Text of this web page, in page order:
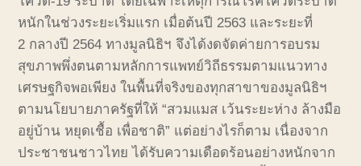
หนักในช่วงระยะเริ่มแรก เมื่อต้นปี 2563 และระยะที่
2 กลางปี 2564 ทางมูลนิธิฯ จึงได้งดจัดค่ายการอบรม
สุขภาพพึ่งตนตามหลักการแพทย์วิถีธรรมตามแนวทาง
เศรษฐกิจพอเพียง ในพื้นที่จริงของทุกสาขาของมูลนิธิฯ
ตามนโยบายภาครัฐที่ให้ “สวมแมส เว้นระยะห่าง ล้างมือ
อยู่บ้าน หยุดเชื้อ เพื่อชาติ” แต่อย่างไรก็ตาม เนื่องจาก
ประชาชนชาวไทย ได้รับความเดือดร้อนอย่างหนักจาก